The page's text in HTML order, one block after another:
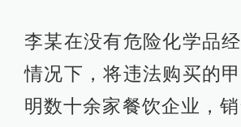
李某在没有危险化学品
情况下，将违法购买的
明数十余家餐饮企业，